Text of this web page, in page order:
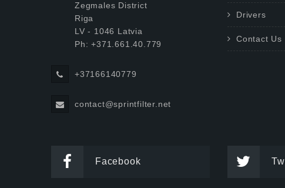
Zegmales District
Riga
LV - 1046 Latvia
Ph: +371.661.40.779
+37166140779
contact@sprintfilter.net
Drivers
Contact Us
Facebook